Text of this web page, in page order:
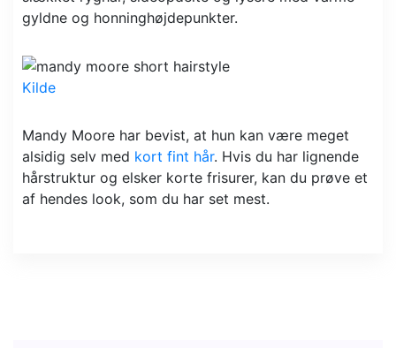
gyldne og honninghøjdepunkter.
Kilde
Mandy Moore har bevist, at hun kan være meget
alsidig selv med kort fint hår. Hvis du har lignende
hårstruktur og elsker korte frisurer, kan du prøve et
af hendes look, som du har set mest.